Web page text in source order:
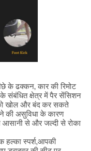
के ढक्कन, कार की रिमोट
संबंधित क्षेत्र में पैर सेंसिशन
खोल और बंद कर सकते
की असुविधा के कारण
से और जल्दी से रोका
हल्का स्पर्श,आपकी